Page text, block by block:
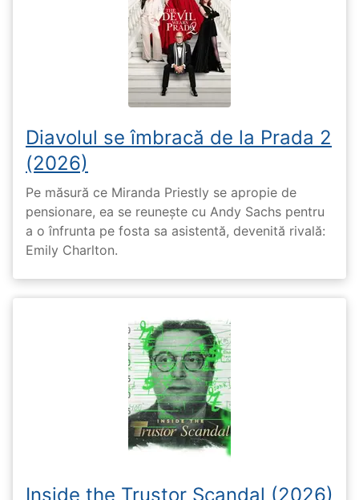
Diavolul se îmbracă de la Prada 2
(2026)
Pe măsură ce Miranda Priestly se apropie de
pensionare, ea se reunește cu Andy Sachs pentru
a o înfrunta pe fosta sa asistentă, devenită rivală:
Emily Charlton.
Inside the Trustor Scandal (2026)